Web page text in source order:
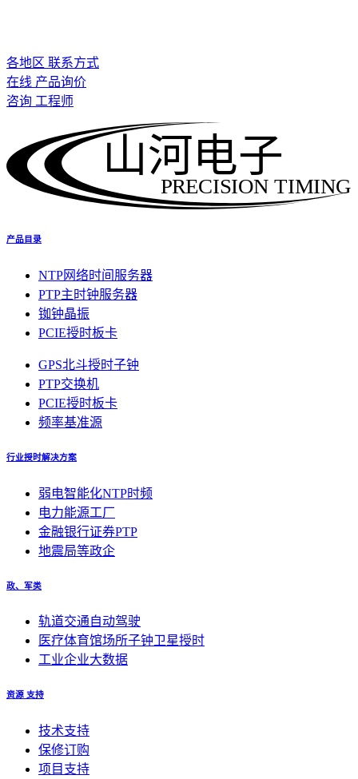
各地区 联系方式
在线 产品询价
咨询 工程师
PRECISION TIMING
山河电子
产品目录
NTP网络时间服务器
PTP主时钟服务器
铷钟晶振
PCIE授时板卡
GPS北斗授时子钟
PTP交换机
PCIE授时板卡
频率基准源
行业授时解决方案
弱电智能化NTP时频
电力能源工厂
金融银行证券PTP
地震局等政企
政、军类
轨道交通自动驾驶
医疗体育馆场所子钟卫星授时
工业企业大数据
资源 支持
技术支持
保修订购
项目支持